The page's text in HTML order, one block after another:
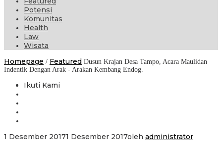
Potensi
Komunitas
Health
Law
Wisata
Homepage / Featured Dusun Krajan Desa Tampo, Acara Maulidan
Indentik Dengan Arak - Arakan Kembang Endog.
Ikuti Kami
1 Desember 20171 Desember 2017oleh administrator